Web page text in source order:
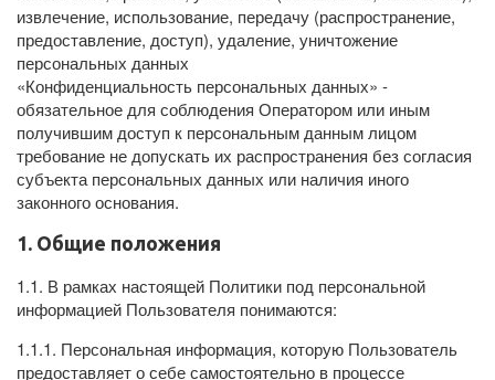
извлечение, использование, передачу (распространение,
предоставление, доступ), удаление, уничтожение
персональных данных
«Конфиденциальность персональных данных» -
обязательное для соблюдения Оператором или иным
получившим доступ к персональным данным лицом
требование не допускать их распространения без согласия
субъекта персональных данных или наличия иного
законного основания.
1. Общие положения
1.1. В рамках настоящей Политики под персональной
информацией Пользователя понимаются:
1.1.1. Персональная информация, которую Пользователь
предоставляет о себе самостоятельно в процессе